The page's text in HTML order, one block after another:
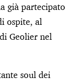
già partecipato
ospite, al
Geolier nel
soul dei